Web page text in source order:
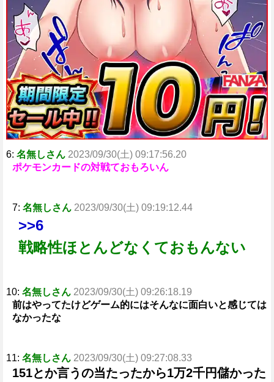
6: 名無しさん 2023/09/30(土) 09:17:56.20
ポケモンカードの対戦ておもろいん
7: 名無しさん 2023/09/30(土) 09:19:12.44
>>6
戦略性ほとんどなくておもんない
10: 名無しさん 2023/09/30(土) 09:26:18.19
前はやってたけどゲーム的にはそんなに面白いと感じては
なかったな
11: 名無しさん 2023/09/30(土) 09:27:08.33
151とか言うの当たったから1万2千円儲かった